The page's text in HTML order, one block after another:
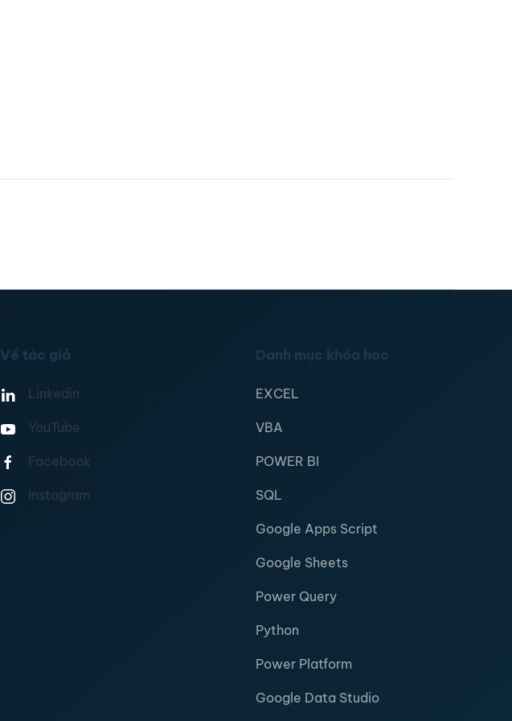
Về tác giả
Linkedin
YouTube
Facebook
Instagram
Danh mục khóa học
EXCEL
VBA
POWER BI
SQL
Google Apps Script
Google Sheets
Power Query
Python
Power Platform
Google Data Studio